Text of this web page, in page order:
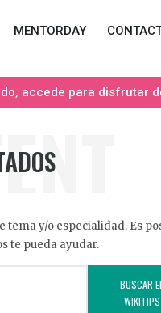
MENTORDAY
accede para disfrutar
y/o especialidad. Es
te pueda ayudar.
BUSCAR
WIKITIPS